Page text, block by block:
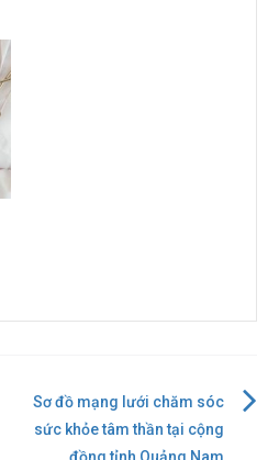
Sơ đồ mạng lưới chăm sóc
sức khỏe tâm thần tại cộng